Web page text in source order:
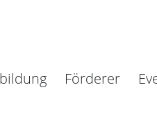
Förderer